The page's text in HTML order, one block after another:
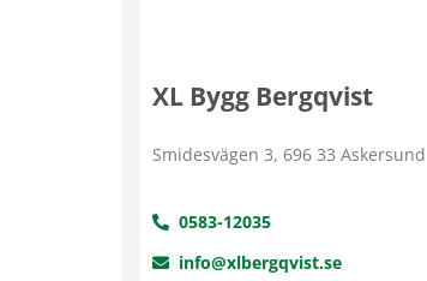
XL Bygg Bergqvist
Smidesvägen 3, 696 33 Askersund
0583-12035
info@xlbergqvist.se